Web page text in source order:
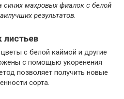
синих махровых фиалок с белой
результатов.
листьев
с белой каймой и другие
с помощью укоренения
позволяет получить новые
сорта.